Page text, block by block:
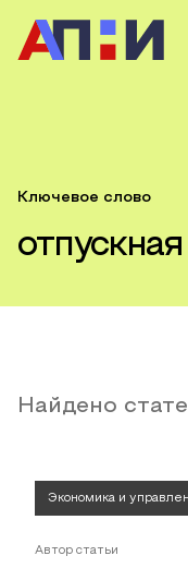
Ключевое слово
Найдено
Экономика и
Автор статьи